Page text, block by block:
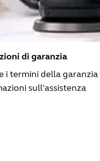
di garanzia
i termini della garanzia
sull'assistenza